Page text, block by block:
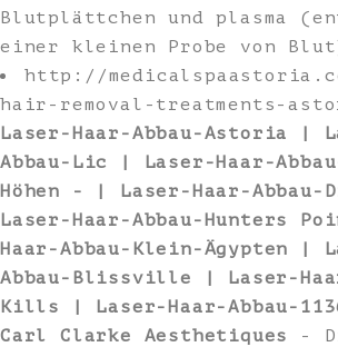
Blutplättchen und plasma
einer kleinen Probe von
http://
hair-removal-treatments-
Laser-Haar-Abbau-Astoria |
Abbau-Lic | Laser-Haar-
Höhen - | Laser-Haar-Abbau-
Laser-Haar-Abbau-Hunters
Haar-Abbau-Klein-Ägypten |
Abbau-Blissville | Laser-
Kills | Laser-Haar-Abbau-
Carl Clarke Aesthetiques
-